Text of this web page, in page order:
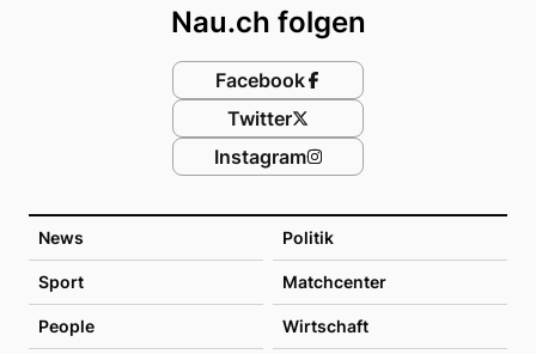
News Politik
Sport Matchcenter
People Wirtschaft
Nau.ch folgen
Facebook
Twitter
Instagram